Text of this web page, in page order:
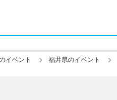
イベント 福井県のイベント